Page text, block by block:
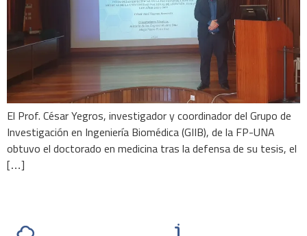
El Prof. César Yegros, investigador y coordinador del Grupo de
Investigación en Ingeniería Biomédica (GIIB), de la FP-UNA
obtuvo el doctorado en medicina tras la defensa de su tesis, el
[…]